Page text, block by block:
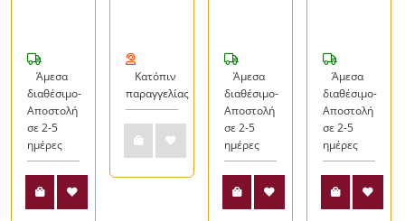
Άμεσα
διαθέσιμο-
Αποστολή
σε 2-5
ημέρες
Κατόπιν
παραγγελίας
Άμεσα
διαθέσιμο-
Αποστολή
σε 2-5
ημέρες
Άμεσα
διαθέσιμο-
Αποστολή
σε 2-5
ημέρες